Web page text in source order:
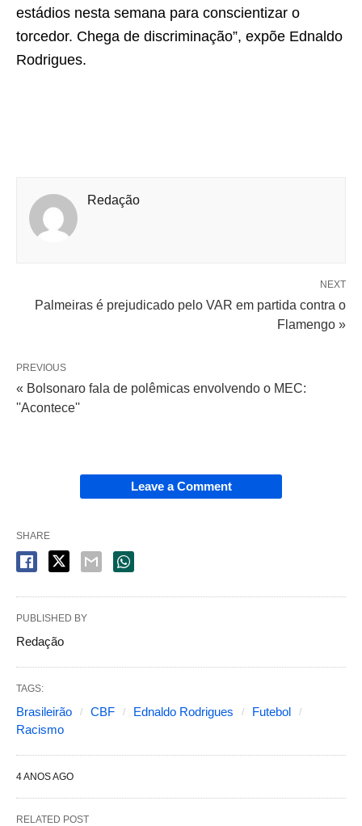
estádios nesta semana para conscientizar o
torcedor. Chega de discriminação”, expõe Ednaldo
Rodrigues.
Redação
NEXT
Palmeiras é prejudicado pelo VAR em partida contra o
Flamengo »
PREVIOUS
« Bolsonaro fala de polêmicas envolvendo o MEC:
''Acontece''
Leave a Comment
SHARE
PUBLISHED BY
Redação
TAGS:
Brasileirão CBF Ednaldo Rodrigues
Futebol
Racismo
4 ANOS AGO
RELATED POST